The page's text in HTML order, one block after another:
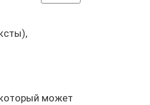
который может